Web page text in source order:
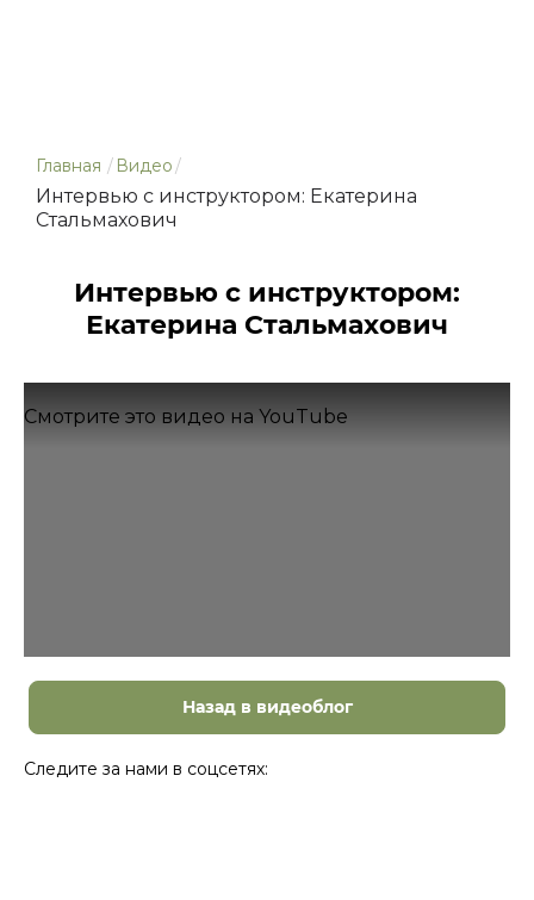
Главная / Видео/
Интервью с инструктором: Екатерина
Стальмахович
Интервью с инструктором:
Екатерина Стальмахович
Смотрите это видео на YouTube
Назад в видеоблог
Следите за нами в соцсетях: